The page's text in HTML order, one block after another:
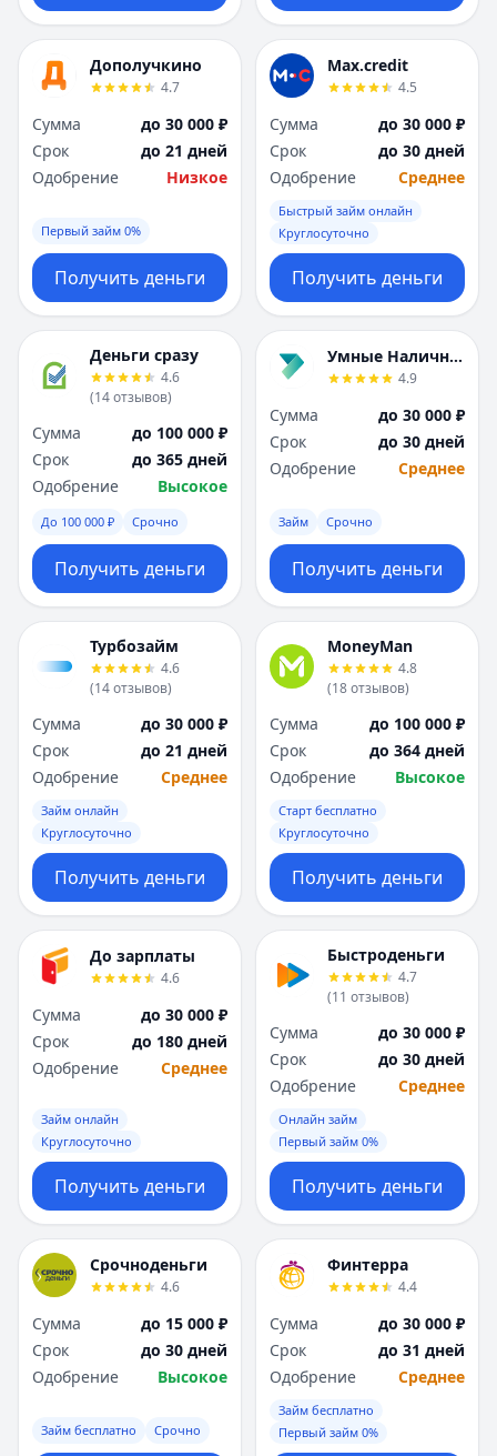
Дополучкино
4.7
Сумма
до 30 000 ₽
Срок
до 21 дней
Одобрение
Низкое
Первый займ 0%
Получить деньги
Max.credit
4.5
Сумма
до 30 000 ₽
Срок
до 30 дней
Одобрение
Среднее
Быстрый займ онлайн
Круглосуточно
Получить деньги
Деньги сразу
4.6
(14отзывов)
Сумма
до 100 000 ₽
Срок
до 365 дней
Одобрение
Высокое
До 100 000 ₽ Срочно
Получить деньги
Умные Наличные
4.9
Сумма
до 30 000 ₽
Срок
до 30 дней
Одобрение
Среднее
Займ Срочно
Получить деньги
Турбозайм
4.6
(14отзывов)
Сумма
до 30 000 ₽
Срок
до 21 дней
Одобрение
Среднее
Займ онлайн
Круглосуточно
Получить деньги
MoneyMan
4.8
(18отзывов)
Сумма
до 100 000 ₽
Срок
до 364 дней
Одобрение
Высокое
Старт бесплатно
Круглосуточно
Получить деньги
До зарплаты
4.6
Сумма
до 30 000 ₽
Срок
до 180 дней
Одобрение
Среднее
Займ онлайн
Круглосуточно
Получить деньги
Быстроденьги
4.7
(11 отзывов)
Сумма
до 30 000 ₽
Срок
до 30 дней
Одобрение
Среднее
Онлайн займ
Первый займ 0%
Получить деньги
Срочноденьги
4.6
Сумма
до 15 000 ₽
Срок
до 30 дней
Одобрение
Высокое
Займ бесплатно Срочно
Финтерра
4.4
Сумма
до 30 000 ₽
Срок
до 31 дней
Одобрение
Среднее
Займ бесплатно
Первый займ 0%